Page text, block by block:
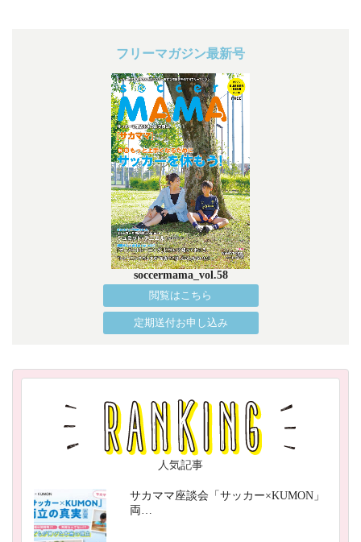
フリーマガジン最新号
soccermama_vol.58
閲覧はこちら
定期送付お申し込み
人気記事
サカママ座談会「サッカー×KUMON」
両…